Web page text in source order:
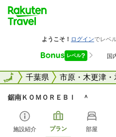
全国千葉県 市原・木更津
全国
鋸南ＫＯＭＯＲＥＢＩ ＾
施設紹介 プラン 部屋